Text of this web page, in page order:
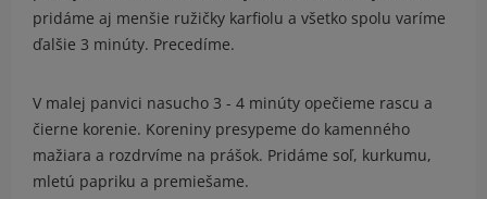
pridáme aj menšie ružičky karfiolu a všetko spolu varíme
ďalšie 3 minúty. Precedíme.
V malej panvici nasucho 3 - 4 minúty opečieme rascu a
čierne korenie. Koreniny presypeme do kamenného
mažiara a rozdrvíme na prášok. Pridáme soľ, kurkumu,
mletú papriku a premiešame.